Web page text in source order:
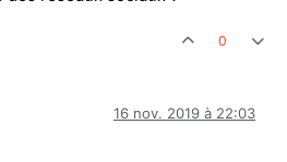
0
16 nov. 2019 à 22:03